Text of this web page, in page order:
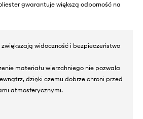
gwarantuje większą odporność na
widoczność i bezpieczeństwo
materiału wierzchniego nie pozwala
dzięki czemu dobrze chroni przed
atmosferycznymi.